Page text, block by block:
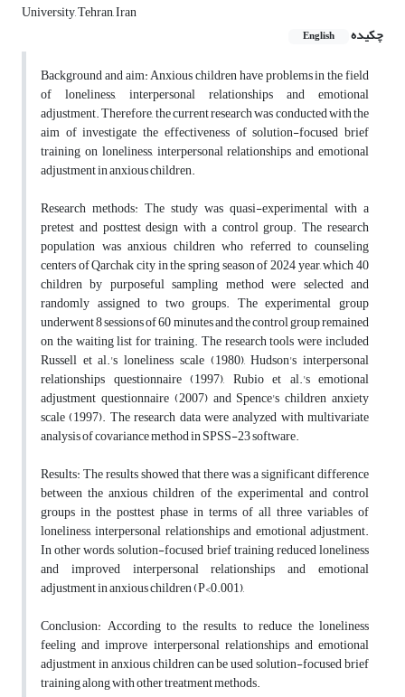
University, Tehran, Iran
چکیده
English
Background and aim: Anxious children have problems in the field
of loneliness, interpersonal relationships and emotional
adjustment. Therefore, the current research was conducted with the
aim of investigate the effectiveness of solution-focused brief
training on loneliness, interpersonal relationships and emotional
adjustment in anxious children.
Research methods: The study was quasi-experimental with a
pretest and posttest design with a control group. The research
population was anxious children who referred to counseling
centers of Qarchak city in the spring season of 2024 year, which 40
children by purposeful sampling method were selected and
randomly assigned to two groups. The experimental group
underwent 8 sessions of 60 minutes and the control group remained
on the waiting list for training. The research tools were included
Russell et al.'s loneliness scale (1980), Hudson's interpersonal
relationships questionnaire (1997), Rubio et al.'s emotional
adjustment questionnaire (2007) and Spence's children anxiety
scale (1997). The research data were analyzed with multivariate
analysis of covariance method in SPSS-23 software.
Results: The results showed that there was a significant difference
between the anxious children of the experimental and control
groups in the posttest phase in terms of all three variables of
loneliness, interpersonal relationships and emotional adjustment.
In other words, solution-focused brief training reduced loneliness
and improved interpersonal relationships and emotional
adjustment in anxious children (P<0.001),
Conclusion: According to the results, to reduce the loneliness
feeling and improve interpersonal relationships and emotional
adjustment in anxious children can be used solution-focused brief
training along with other treatment methods.